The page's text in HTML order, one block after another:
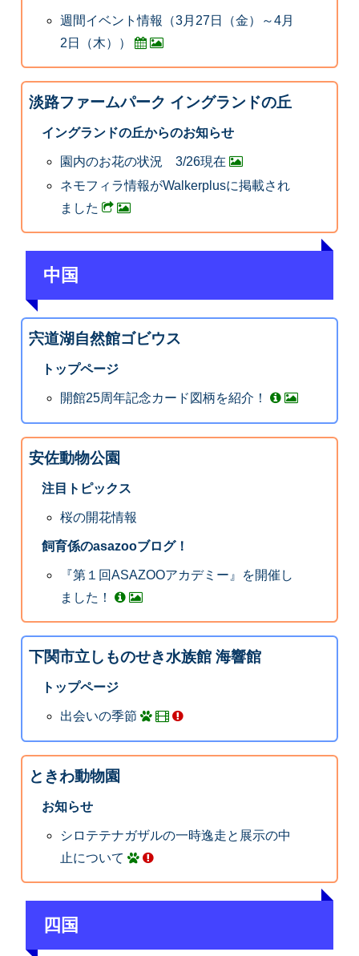
週間イベント情報（3月27日（金）～4月
2日（木））
淡路ファームパーク イングランドの丘
イングランドの丘からのお知らせ
園内のお花の状況 3/26現在
ネモフィラ情報がWalkerplusに掲載され
ました
中国
宍道湖自然館ゴビウス
トップページ
開館25周年記念カード図柄を紹介！
安佐動物公園
注目トピックス
桜の開花情報
飼育係のasazooブログ！
『第１回ASAZOOアカデミー』を開催し
ました！
下関市立しものせき水族館 海響館
トップページ
出会いの季節
ときわ動物園
お知らせ
シロテテナガザルの一時逸走と展示の中
止について
四国